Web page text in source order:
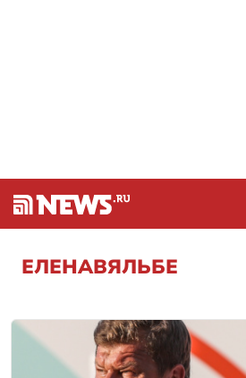
ЕЛЕНАВЯЛЬБЕ